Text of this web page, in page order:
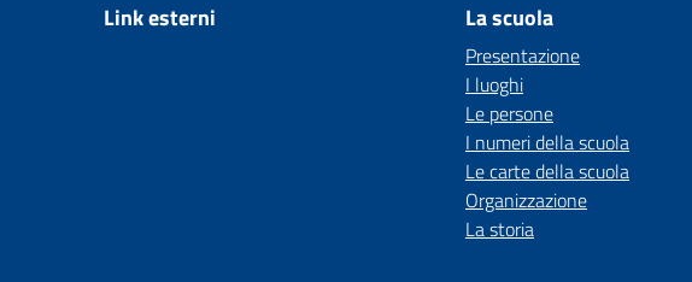
Link esterni La scuola
Presentazione
I luoghi
Le persone
I numeri della scuola
Le carte della scuola
Organizzazione
La storia